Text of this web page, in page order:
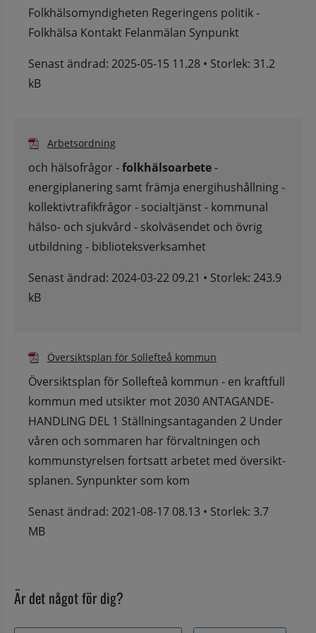
Folkhälsomyndigheten Regeringens politik -
Folkhälsa Kontakt Felanmälan Synpunkt
Senast ändrad: 2025-05-15 11.28 • Storlek: 31.2
kB
ArbetsordningPdf.
och hälsofrågor -folkhälsoarbete-
energiplanering samt främja energihushållning -
kollektivtrafikfrågor - socialtjänst - kommunal
hälso- och sjukvård - skolväsendet och övrig
utbildning - biblioteksverksamhet
Senast ändrad: 2024-03-22 09.21 • Storlek: 243.9
kB
Översiktsplan för Sollefteå kommun
Översiktsplan för Sollefteå kommun - en kraftfull
kommun med utsikter mot 2030 ANTAGANDE-
HANDLING DEL 1 Ställningsantaganden 2 Under
våren och sommaren har förvaltningen och
kommunstyrelsen fortsatt arbetet med översikt-
splanen. Synpunkter som kom
Senast ändrad: 2021-08-17 08.13 • Storlek: 3.7
MB
Är det något för dig?